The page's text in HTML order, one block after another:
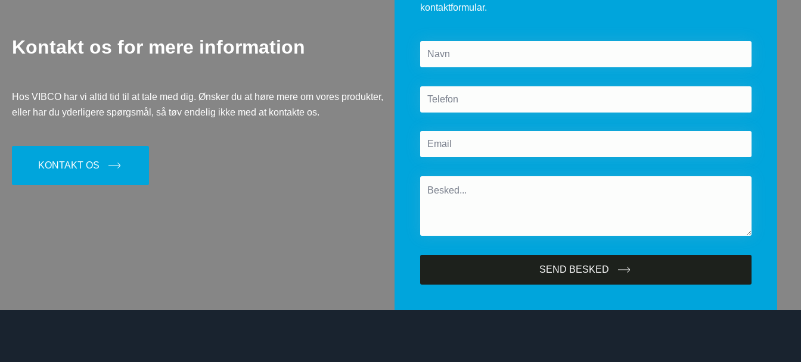
Kontakt os for mere information
Hos VIBCO har vi altid tid til at tale med dig. Ønsker du at høre mere om vores produkter,
eller har du yderligere spørgsmål, så tøv endelig ikke med at kontakte os.
KONTAKT OS
kontaktformular.
Name
Telefon
Email
Message
SEND BESKED